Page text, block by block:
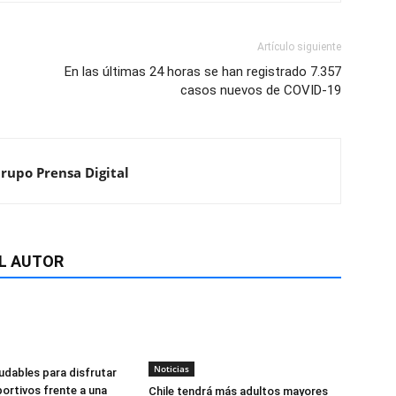
Artículo siguiente
En las últimas 24 horas se han registrado 7.357
casos nuevos de COVID-19
Prensa Digital
AUTOR
para disfrutar
frente a una
Noticias
Chile tendrá más adultos mayores